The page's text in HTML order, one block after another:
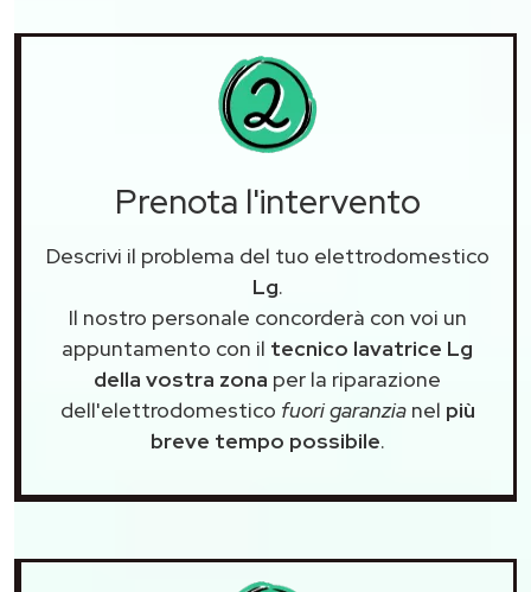
Prenota l'intervento
Descrivi il problema del tuo elettrodomestico
Lg.
Il nostro personale concorderà con voi un
appuntamento con il tecnico lavatrice Lg
della vostra zona per la riparazione
dell'elettrodomestico fuori garanzianel più
breve tempo possibile.